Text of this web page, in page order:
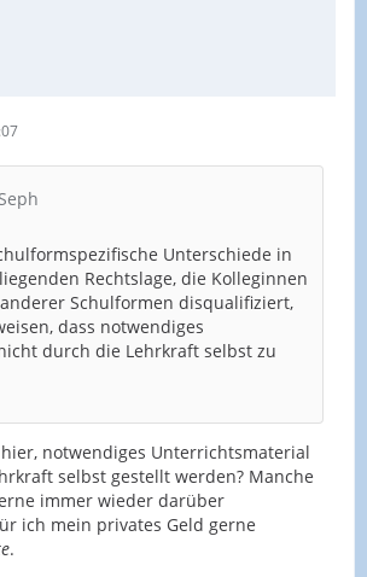
Unterschiede in
Rechtslage, die Kolleginnen
Schulformen disqualifiziert,
dass notwendiges
durch die Lehrkraft selbst zu
notwendiges Unterrichtsmaterial
selbst gestellt werden? Manche
immer wieder darüber
ich mein privates Geld gerne
.